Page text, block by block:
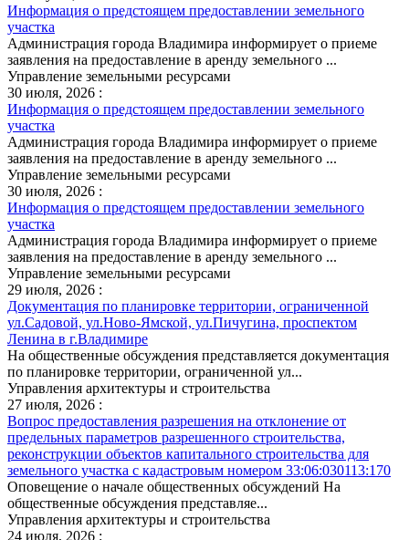
Информация о предстоящем предоставлении земельного
участка
Администрация города Владимира информирует о приеме
заявления на предоставление в аренду земельного ...
Управление земельными ресурсами
30 июля, 2026 :
Информация о предстоящем предоставлении земельного
участка
Администрация города Владимира информирует о приеме
заявления на предоставление в аренду земельного ...
Управление земельными ресурсами
30 июля, 2026 :
Информация о предстоящем предоставлении земельного
участка
Администрация города Владимира информирует о приеме
заявления на предоставление в аренду земельного ...
Управление земельными ресурсами
29 июля, 2026 :
Документация по планировке территории, ограниченной
ул.Садовой, ул.Ново-Ямской, ул.Пичугина, проспектом
Ленина в г.Владимире
На общественные обсуждения представляется документация
по планировке территории, ограниченной ул...
Управления архитектуры и строительства
27 июля, 2026 :
Вопрос предоставления разрешения на отклонение от
предельных параметров разрешенного строительства,
реконструкции объектов капитального строительства для
земельного участка с кадастровым номером 33:06:030113:170
Оповещение о начале общественных обсуждений На
общественные обсуждения представляе...
Управления архитектуры и строительства
24 июля, 2026 :